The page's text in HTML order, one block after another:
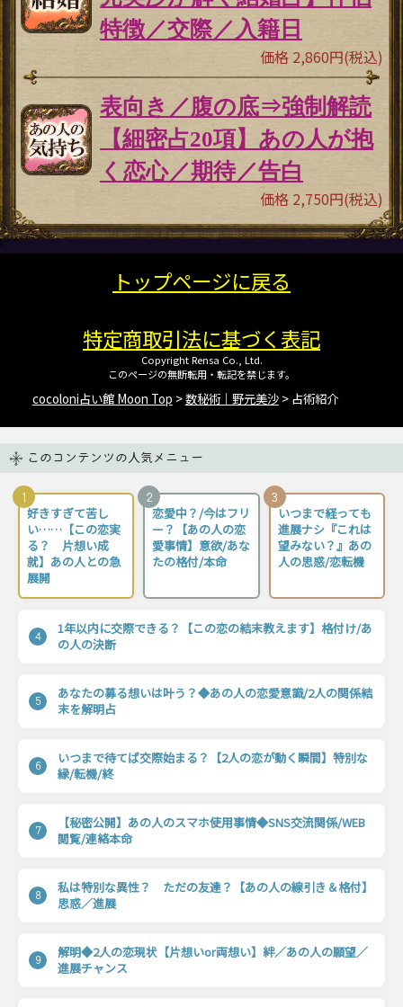
特徴／交際／入籍日
価格 2,860円(税込)
表向き／腹の底⇒強制解読
【細密占20項】あの人が抱
く恋心／期待／告白
価格 2,750円(税込)
トップページに戻る
特定商取引法に基づく表記
Copyright Rensa Co., Ltd.
このページの無断転用・転記を禁じます。
cocoloni占い館 Moon Top >数秘術｜野元美沙> 占術紹介
このコンテンツの人気メニュー
1
好きすぎて苦し
い……【この恋実
る？ 片想い成
就】あの人との急
展開
2
恋愛中？/今はフリ
ー？【あの人の恋
愛事情】意欲/あな
たの格付/本命
3
いつまで経っても
進展ナシ『これは
望みない？』あの
人の思惑/恋転機
4
1年以内に交際できる？【この恋の結末教えます】格付け/あ
の人の決断
5
あなたの募る想いは叶う？◆あの人の恋愛意識/2人の関係結
末を解明占
6
いつまで待てば交際始まる？【2人の恋が動く瞬間】特別な
縁/転機/終
7
【秘密公開】あの人のスマホ使用事情◆SNS交流関係/WEB
閲覧/連絡本命
8
私は特別な異性？ ただの友達？【あの人の線引き＆格付】
思惑／進展
9
解明◆2人の恋現状【片想いor両想い】絆／あの人の願望／
進展チャンス